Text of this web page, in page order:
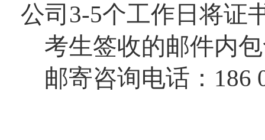
公司3-5个工作日将证
考生签收的邮件内
邮寄咨询电话：186